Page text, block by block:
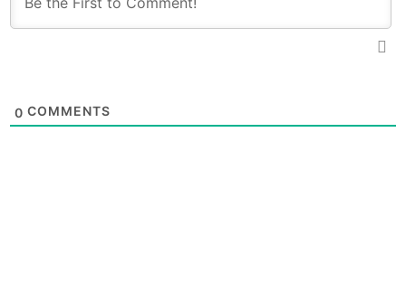
0 COMMENTS